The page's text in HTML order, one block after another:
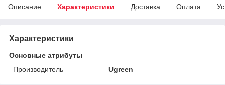
Описание Характеристики Доставка Оплата
Характеристики
Основные атрибуты
Производитель
Ugreen